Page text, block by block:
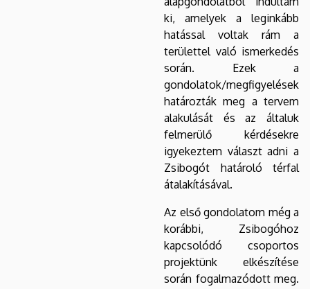
ki, amelyek a leginkább
hatással voltak rám a
területtel való ismerkedés
során. Ezek a
gondolatok/megfigyelések
határozták meg a tervem
alakulását és az általuk
felmerülő kérdésekre
igyekeztem választ adni a
Zsibogót határoló térfal
átalakításával.
Az első gondolatom még a
korábbi, Zsibogóhoz
kapcsolódó csoportos
projektünk elkészítése
során fogalmazódott meg.